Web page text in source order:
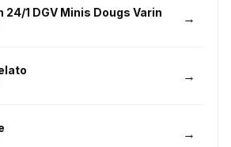
24/1 DGV Minis Dougs Varin